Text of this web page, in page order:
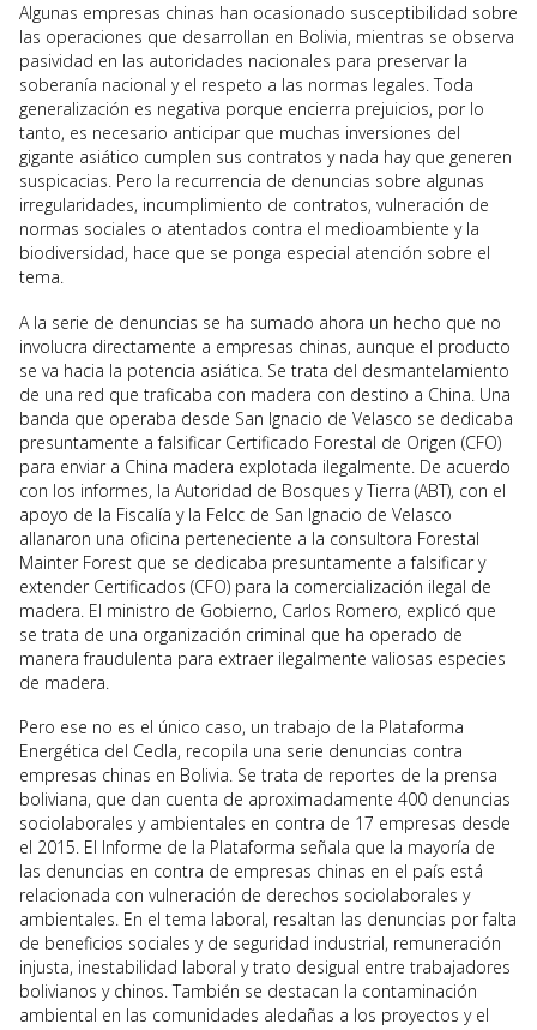
Algunas empresas chinas han ocasionado susceptibilidad sobre
las operaciones que desarrollan en Bolivia, mientras se observa
pasividad en las autoridades nacionales para preservar la
soberanía nacional y el respeto a las normas legales. Toda
generalización es negativa porque encierra prejuicios, por lo
tanto, es necesario anticipar que muchas inversiones del
gigante asiático cumplen sus contratos y nada hay que generen
suspicacias. Pero la recurrencia de denuncias sobre algunas
irregularidades, incumplimiento de contratos, vulneración de
normas sociales o atentados contra el medioambiente y la
biodiversidad, hace que se ponga especial atención sobre el
tema.
A la serie de denuncias se ha sumado ahora un hecho que no
involucra directamente a empresas chinas, aunque el producto
se va hacia la potencia asiática. Se trata del desmantelamiento
de una red que traficaba con madera con destino a China. Una
banda que operaba desde San Ignacio de Velasco se dedicaba
presuntamente a falsificar Certificado Forestal de Origen (CFO)
para enviar a China madera explotada ilegalmente. De acuerdo
con los informes, la Autoridad de Bosques y Tierra (ABT), con el
apoyo de la Fiscalía y la Felcc de San Ignacio de Velasco
allanaron una oficina perteneciente a la consultora Forestal
Mainter Forest que se dedicaba presuntamente a falsificar y
extender Certificados (CFO) para la comercialización ilegal de
madera. El ministro de Gobierno, Carlos Romero, explicó que
se trata de una organización criminal que ha operado de
manera fraudulenta para extraer ilegalmente valiosas especies
de madera.
Pero ese no es el único caso, un trabajo de la Plataforma
Energética del Cedla, recopila una serie denuncias contra
empresas chinas en Bolivia. Se trata de reportes de la prensa
boliviana, que dan cuenta de aproximadamente 400 denuncias
sociolaborales y ambientales en contra de 17 empresas desde
el 2015. El Informe de la Plataforma señala que la mayoría de
las denuncias en contra de empresas chinas en el país está
relacionada con vulneración de derechos sociolaborales y
ambientales. En el tema laboral, resaltan las denuncias por falta
de beneficios sociales y de seguridad industrial, remuneración
injusta, inestabilidad laboral y trato desigual entre trabajadores
bolivianos y chinos. También se destacan la contaminación
ambiental en las comunidades aledañas a los proyectos y el